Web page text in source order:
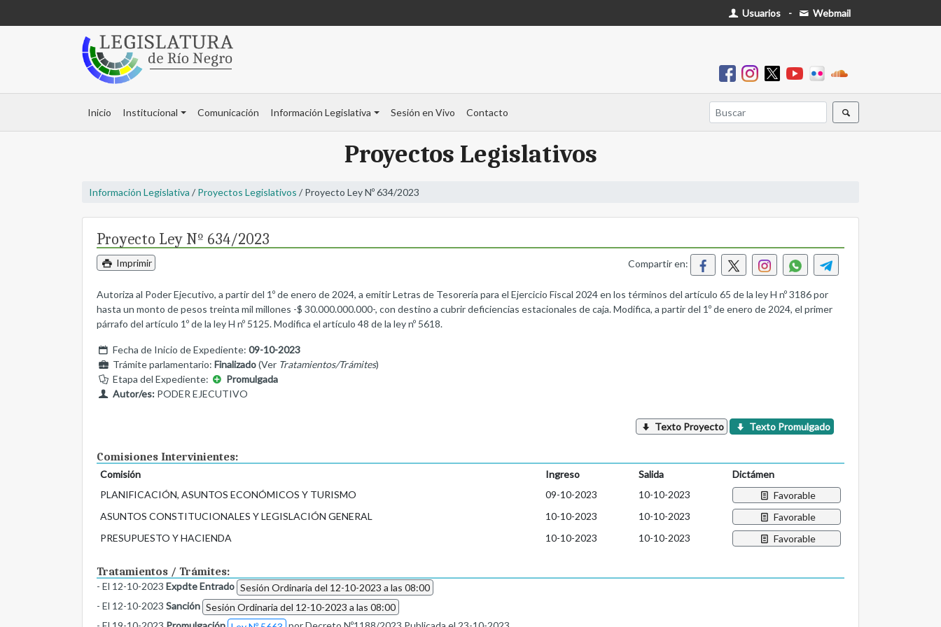
Usuarios - Webmail
Inicio Institucional Comunicación Información Legislativa Sesión en Vivo Contacto
Proyectos Legislativos
Información Legislativa / Proyectos Legislativos / Proyecto Ley Nº 634/2023
Proyecto Ley Nº 634/2023
Imprimir Compartir en:
Autoriza al Poder Ejecutivo, a partir del 1º de enero de 2024, a emitir Letras de Tesorería para el Ejercicio Fiscal 2024 en los términos del artículo 65 de la ley H nº 3186 por
hasta un monto de pesos treinta mil millones -$ 30.000.000.000-, con destino a cubrir deficiencias estacionales de caja. Modifica, a partir del 1º de enero de 2024, el primer
párrafo del artículo 1º de la ley H nº 5125. Modifica el artículo 48 de la ley nº 5618.
Fecha de Inicio de Expediente: 09-10-2023
Trámite parlamentario: Finalizado(Ver Tratamientos/Trámites)
Etapa del Expediente:
Promulgada
Autor/es:PODER EJECUTIVO
Texto Proyecto Texto Promulgado
Comisiones Intervinientes:
Comisión Ingreso Salida
Dictámen
PLANIFICACIÓN, ASUNTOS ECONÓMICOS Y TURISMO
09-10-2023 10-10-2023
Favorable
ASUNTOS CONSTITUCIONALES Y LEGISLACIÓN GENERAL
10-10-2023 10-10-2023
Favorable
PRESUPUESTO Y HACIENDA
10-10-2023 10-10-2023 Favorable
Tratamientos / Trámites:
- El 12-10-2023 Expdte Entrado Sesión Ordinaria del 12-10-2023 a las 08:00
- El 12-10-2023 Sanción Sesión Ordinaria del 12-10-2023 a las 08:00